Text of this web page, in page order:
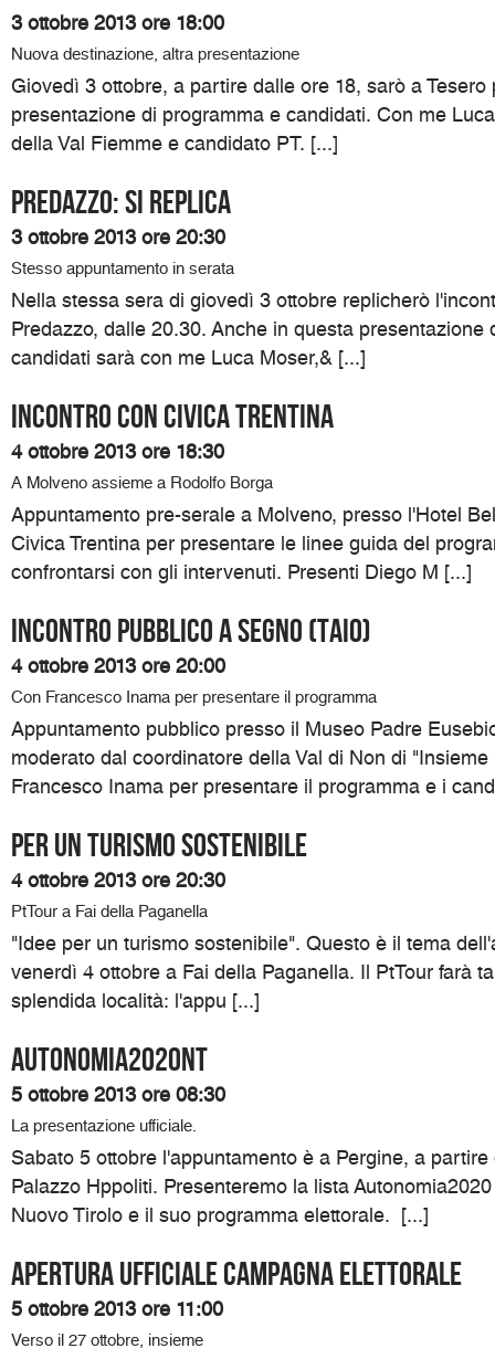
3 ottobre 2013 ore 18:00
Nuova destinazione, altra presentazione
Giovedì 3 ottobre, a partire dalle ore 18, sarò a Tesero
presentazione di programma e candidati. Con me
della Val Fiemme e candidato PT. [...]
Predazzo: si replica
3 ottobre 2013 ore 20:30
Stesso appuntamento in serata
Nella stessa sera di giovedì 3 ottobre replicherò
Predazzo, dalle 20.30. Anche in questa presentazione
candidati sarà con me Luca Moser,& [...]
Incontro con Civica Trentina
4 ottobre 2013 ore 18:30
A Molveno assieme a Rodolfo Borga
Appuntamento pre-serale a Molveno, presso l'Hotel
Civica Trentina per presentare le linee guida del
confrontarsi con gli intervenuti. Presenti Diego M [...]
Incontro pubblico a Segno (Taio)
4 ottobre 2013 ore 20:00
Con Francesco Inama per presentare il programma
Appuntamento pubblico presso il Museo Padre
moderato dal coordinatore della Val di Non di
Francesco Inama per presentare il programma e i
Per un turismo sostenibile
4 ottobre 2013 ore 20:30
PtTour a Fai della Paganella
"Idee per un turismo sostenibile". Questo è il tema
venerdì 4 ottobre a Fai della Paganella. Il PtTour farà
splendida località: l'appu [...]
Autonomia2020NT
5 ottobre 2013 ore 08:30
La presentazione ufficiale.
Sabato 5 ottobre l'appuntamento è a Pergine, a
Palazzo Hppoliti. Presenteremo la lista
Nuovo Tirolo e il suo programma elettorale. [...]
Apertura ufficiale campagna elettorale
5 ottobre 2013 ore 11:00
Verso il 27 ottobre, insieme